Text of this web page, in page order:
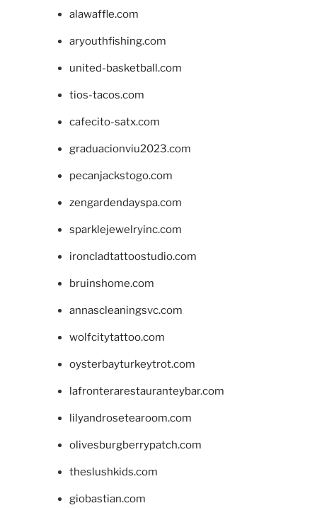
alawaffle.com
aryouthfishing.com
united-basketball.com
tios-tacos.com
cafecito-satx.com
graduacionviu2023.com
pecanjackstogo.com
zengardendayspa.com
sparklejewelryinc.com
ironcladtattoostudio.com
bruinshome.com
annascleaningsvc.com
wolfcitytattoo.com
oysterbayturkeytrot.com
lafronterarestauranteybar.com
lilyandrosetearoom.com
olivesburgberrypatch.com
theslushkids.com
giobastian.com